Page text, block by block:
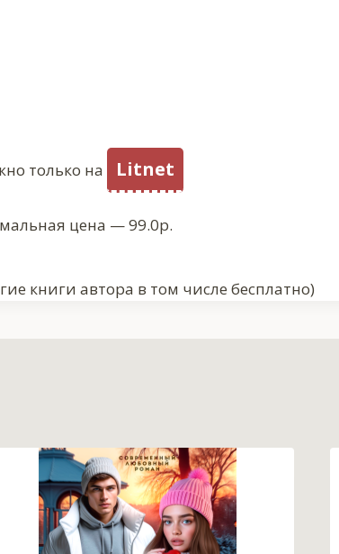
только на Litnet
цена — 99.0р.
книги автора в том числе бесплатно)